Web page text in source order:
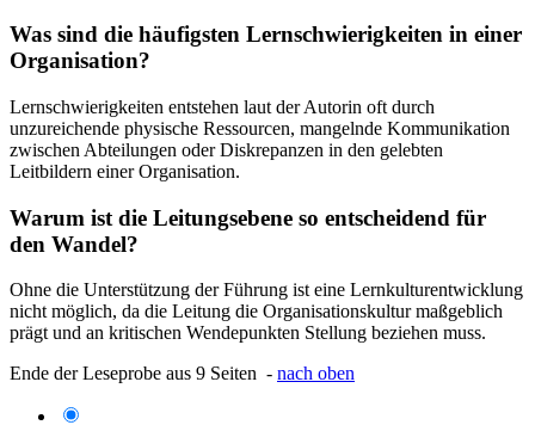
Was sind die häufigsten Lernschwierigkeiten in einer
Organisation?
Lernschwierigkeiten entstehen laut der Autorin oft durch
unzureichende physische Ressourcen, mangelnde Kommunikation
zwischen Abteilungen oder Diskrepanzen in den gelebten
Leitbildern einer Organisation.
Warum ist die Leitungsebene so entscheidend für
den Wandel?
Ohne die Unterstützung der Führung ist eine Lernkulturentwicklung
nicht möglich, da die Leitung die Organisationskultur maßgeblich
prägt und an kritischen Wendepunkten Stellung beziehen muss.
Ende der Leseprobe aus 9 Seiten - nach oben